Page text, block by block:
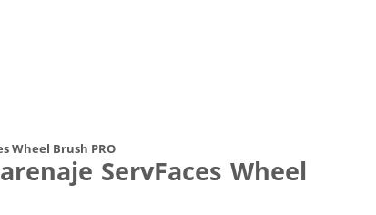
Wheel Brush PRO
ServFaces Wheel